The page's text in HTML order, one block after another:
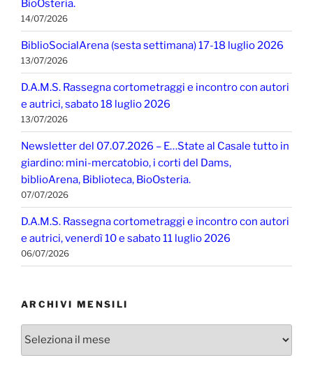
BioOsteria.
14/07/2026
BiblioSocialArena (sesta settimana) 17-18 luglio 2026
13/07/2026
D.A.M.S. Rassegna cortometraggi e incontro con autori
e autrici, sabato 18 luglio 2026
13/07/2026
Newsletter del 07.07.2026 – E…State al Casale tutto in
giardino: mini-mercatobio, i corti del Dams,
biblioArena, Biblioteca, BioOsteria.
07/07/2026
D.A.M.S. Rassegna cortometraggi e incontro con autori
e autrici, venerdì 10 e sabato 11 luglio 2026
06/07/2026
ARCHIVI MENSILI
Archivi